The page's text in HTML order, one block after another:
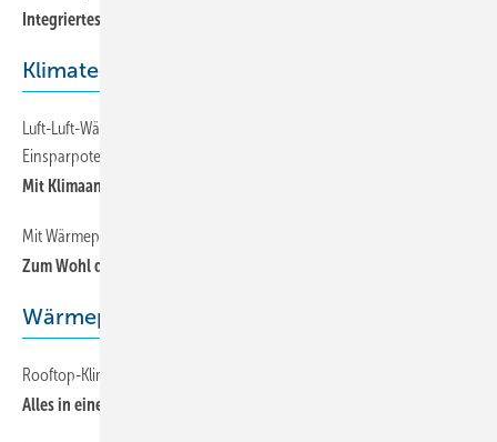
Integriertes Komplettsystem
Klimatechnik
Luft-Luft-Wärmepumpe plus Gas- /Ölheizung mit hohem
Einsparpotenzial
Mit Klimaanlage Heizkosten sparen
Mit Wärmepumpen kühlen, heizen und Betriebskosten minimieren
Zum Wohl der Gäste
Wärmepumpentechnik
Rooftop-Klimatisierung in Wärmepumpenausführung
Alles in einem wählen?